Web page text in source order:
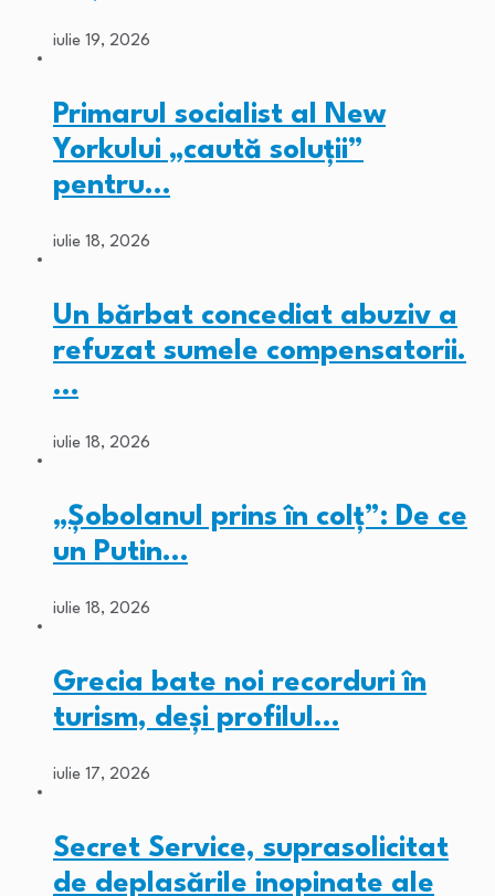
iulie 19, 2026
Primarul socialist al New
Yorkului „caută soluții”
pentru…
iulie 18, 2026
Un bărbat concediat abuziv a
refuzat sumele compensatorii.
…
iulie 18, 2026
„Șobolanul prins în colț”: De ce
un Putin…
iulie 18, 2026
Grecia bate noi recorduri în
turism, deși profilul…
iulie 17, 2026
Secret Service, suprasolicitat
de deplasările inopinate ale